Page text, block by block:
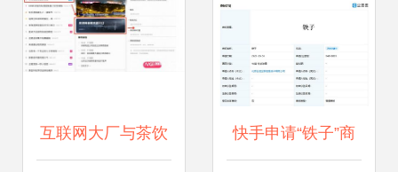
互联网大厂与茶饮 快手申请“铁子”商